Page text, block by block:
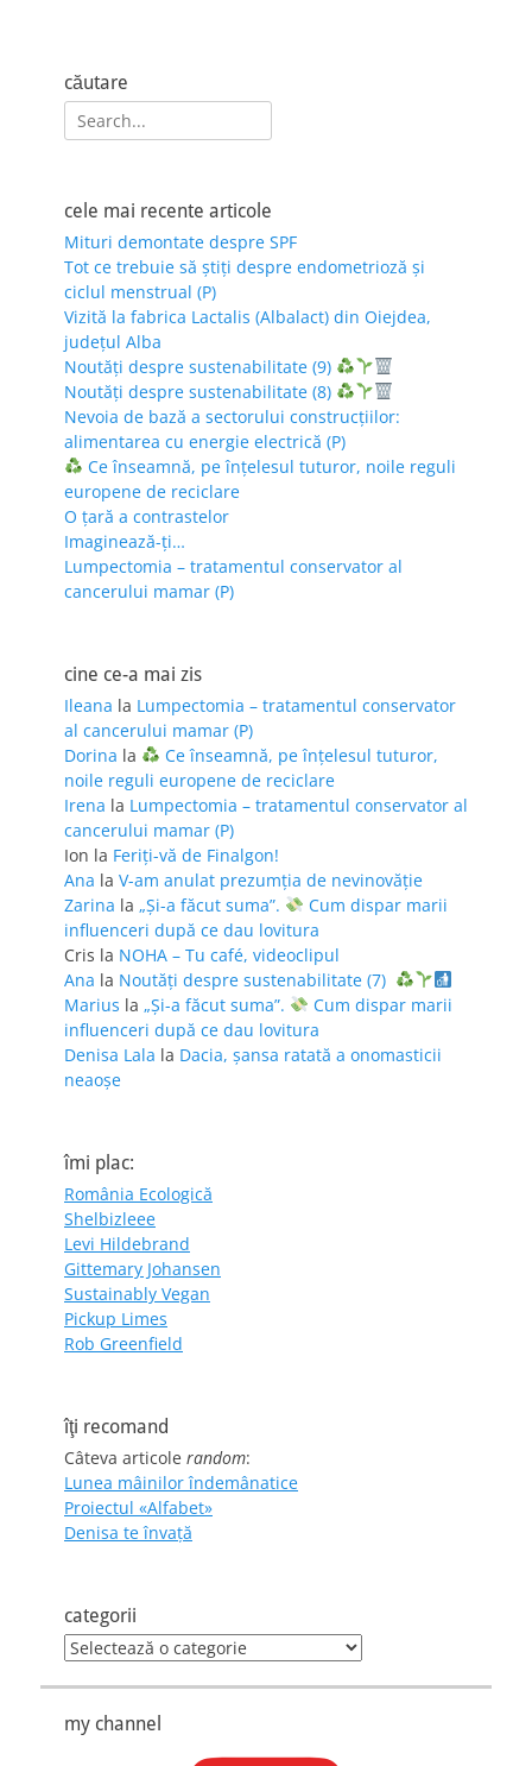
căutare
Search
for:
cele mai recente articole
Mituri demontate despre SPF
Tot ce trebuie să știți despre endometrioză și
ciclul menstrual (P)
Vizită la fabrica Lactalis (Albalact) din Oiejdea,
județul Alba
Noutăți despre sustenabilitate (9)
Noutăți despre sustenabilitate (8)
Nevoia de bază a sectorului construcțiilor:
alimentarea cu energie electrică (P)
Ce înseamnă, pe înțelesul tuturor, noile reguli
europene de reciclare
O țară a contrastelor
Imaginează-ți…
Lumpectomia – tratamentul conservator al
cancerului mamar (P)
cine ce-a mai zis
Ileana la Lumpectomia – tratamentul conservator
al cancerului mamar (P)
Dorina la
Ce înseamnă, pe înțelesul tuturor,
noile reguli europene de reciclare
Irena la Lumpectomia – tratamentul conservator al
cancerului mamar (P)
Ion la Feriţi-vă de Finalgon!
Ana la V-am anulat prezumția de nevinovăție
Zarina la „Și-a făcut suma”.
Cum dispar marii
influenceri după ce dau lovitura
Cris la NOHA – Tu café, videoclipul
Ana la Noutăți despre sustenabilitate (7)
Marius la „Și-a făcut suma”.
Cum dispar marii
influenceri după ce dau lovitura
Denisa Lala la Dacia, șansa ratată a onomasticii
neaoșe
îmi plac:
România Ecologică
Shelbizleee
Levi Hildebrand
Gittemary Johansen
Sustainably Vegan
Pickup Limes
Rob Greenfield
îţi recomand
Câteva articole random:
Lunea mâinilor îndemânatice
Proiectul «Alfabet»
Denisa te învaţă
categorii
categorii
my channel